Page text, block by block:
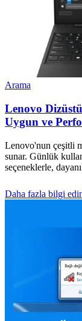
Arama
Lenovo
Uygun ve
Lenovo'nun çeşitli
sunar. Günlük
seçeneklerle,
Daha fazla bilgi